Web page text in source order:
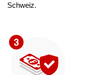
Schweiz.